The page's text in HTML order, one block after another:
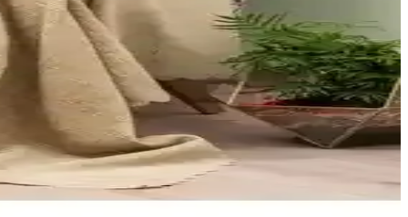
ve bakım avantajları sunar.
bir arada sunar.
korur ve şıklaştırır.